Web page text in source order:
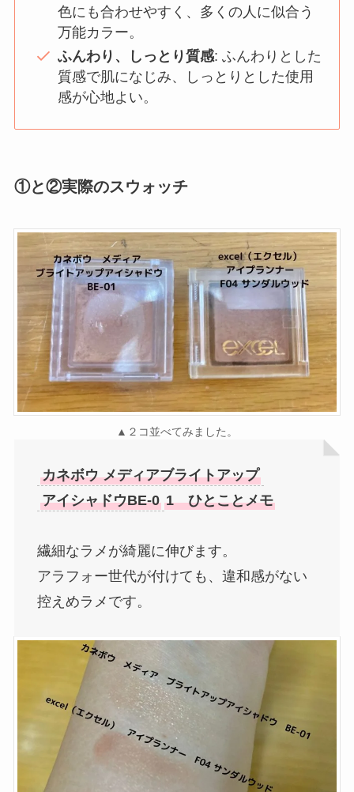
色にも合わせやすく、多くの人に似合う
万能カラー。
ふんわり、しっとり質感: ふんわりとした
質感で肌になじみ、しっとりとした使用
感が心地よい。
①と②実際のスウォッチ
▲２コ並べてみました。
カネボウ メディアブライトアップ
アイシャドウBE-0 1 ひとことメモ
繊細なラメが綺麗に伸びます。
アラフォー世代が付けても、違和感がない
控えめラメです。